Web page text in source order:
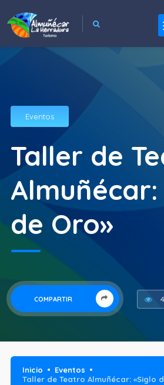
Eventos
Taller de
Almuñécar:
de Oro»
COMPARTIR
Inicio
Eventos
Taller de Teatro Almuñécar: «Siglo